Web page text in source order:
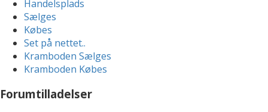
Handelsplads
Sælges
Købes
Set på nettet..
Kramboden Sælges
Kramboden Købes
Forumtilladelser